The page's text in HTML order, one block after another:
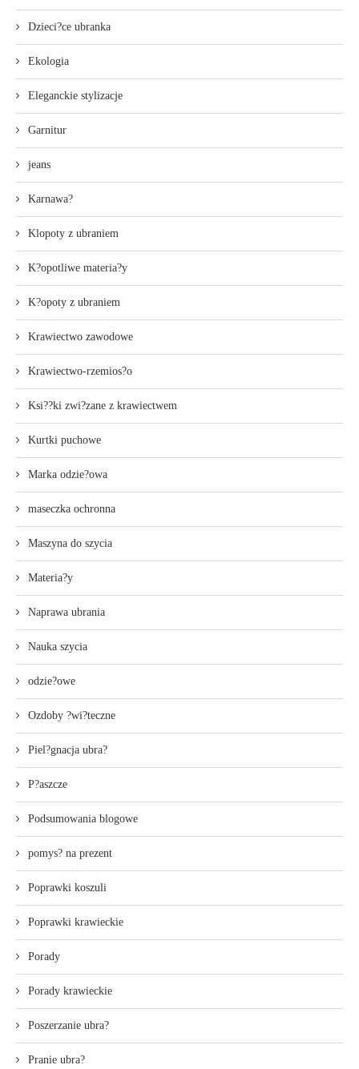
Dzieci?ce ubranka
Ekologia
Eleganckie stylizacje
Garnitur
jeans
Karnawa?
Klopoty z ubraniem
K?opotliwe materia?y
K?opoty z ubraniem
Krawiectwo zawodowe
Krawiectwo-rzemios?o
Ksi??ki zwi?zane z krawiectwem
Kurtki puchowe
Marka odzie?owa
maseczka ochronna
Maszyna do szycia
Materia?y
Naprawa ubrania
Nauka szycia
odzie?owe
Ozdoby ?wi?teczne
Piel?gnacja ubra?
P?aszcze
Podsumowania blogowe
pomys? na prezent
Poprawki koszuli
Poprawki krawieckie
Porady
Porady krawieckie
Poszerzanie ubra?
Pranie ubra?